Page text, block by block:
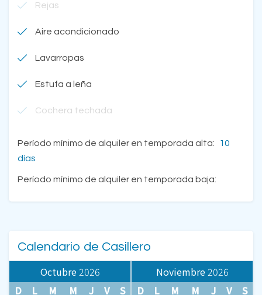
Rejas
Aire acondicionado
Lavarropas
Estufa a leña
Cochera techada
Período mínimo de alquiler en temporada alta:
10
días
Período mínimo de alquiler en temporada baja:
Calendario de Casillero
Octubre2026
D
L M M J V S
Noviembre2026
D
L M M J V S